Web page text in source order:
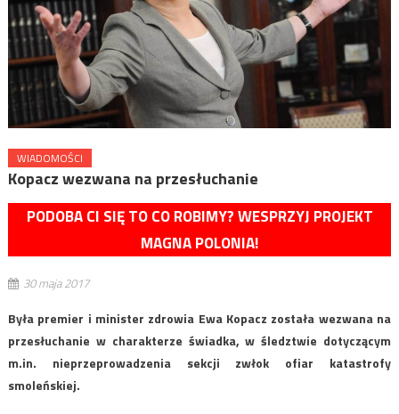
WIADOMOŚCI
Kopacz wezwana na przesłuchanie
PODOBA CI SIĘ TO CO ROBIMY? WESPRZYJ PROJEKT
MAGNA POLONIA!
30 maja 2017
Była premier i minister zdrowia Ewa Kopacz została wezwana na
przesłuchanie w charakterze świadka, w śledztwie dotyczącym
m.in. nieprzeprowadzenia sekcji zwłok ofiar katastrofy
smoleńskiej.